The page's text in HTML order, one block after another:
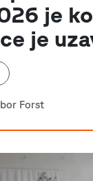
je
je
Forst